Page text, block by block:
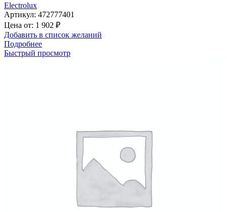
Electrolux
Артикул: 472777401
Цена от: 1 902 ₽
Добавить в список желаний
Подробнее
Быстрый просмотр